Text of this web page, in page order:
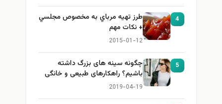
4
طرز تهيه مرباي به مخصوص مجلسي
+ نكات مهم
2015-01-12
5
چگونه سینه های بزرگ داشته
باشیم؟ راهکارهای طبیعی و خانگی
برای بزرگ کردن سینه
2019-04-19